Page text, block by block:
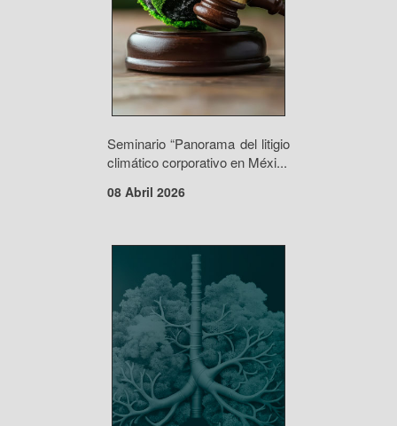
Seminario “Panorama del litigio
climático corporativo en Méxi...
08 Abril 2026